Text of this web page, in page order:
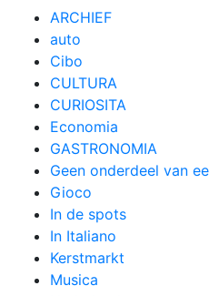
ARCHIEF
auto
Cibo
CULTURA
CURIOSITA
Economia
GASTRONOMIA
Geen onderdeel van
Gioco
In de spots
In Italiano
Kerstmarkt
Musica